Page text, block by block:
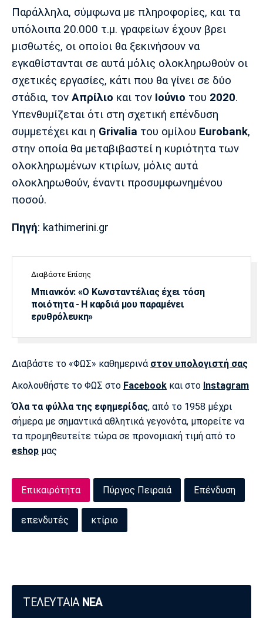
Παράλληλα, σύμφωνα με πληροφορίες, και τα
υπόλοιπα 20.000 τ.μ. γραφείων έχουν βρει
μισθωτές, οι οποίοι θα ξεκινήσουν να
εγκαθίστανται σε αυτά μόλις ολοκληρωθούν οι
σχετικές εργασίες, κάτι που θα γίνει σε δύο
στάδια, τον Απρίλιο και τον Ιούνιο του 2020.
Υπενθυμίζεται ότι στη σχετική επένδυση
συμμετέχει και η Grivalia του ομίλου Eurobank,
στην οποία θα μεταβιβαστεί η κυριότητα των
ολοκληρωμένων κτιρίων, μόλις αυτά
ολοκληρωθούν, έναντι προσυμφωνημένου
ποσού.
Πηγή: kathimerini.gr
Διαβάστε Επίσης
Μπιανκόν: «Ο Κωνσταντέλιας έχει τόση
ποιότητα - Η καρδιά μου παραμένει
ερυθρόλευκη»
Διαβάστε το «ΦΩΣ» καθημερινά στον υπολογιστή σας
Ακολουθήστε το ΦΩΣ στο Facebook και στο Instagram
Όλα τα φύλλα της εφημερίδας, από το 1958 μέχρι
σήμερα με σημαντικά αθλητικά γεγονότα, μπορείτε να
τα προμηθευτείτε τώρα σε προνομιακή τιμή από το
eshop μας
Επικαιρότητα Πύργος Πειραιά Επένδυση
επενδυτές κτίριο
ΤΕΛΕΥΤΑΙΑ ΝΕΑ